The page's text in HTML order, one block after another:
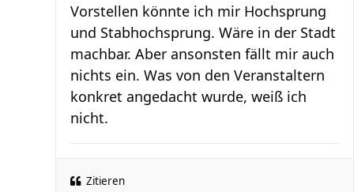
Vorstellen könnte ich mir Hochsprung
und Stabhochsprung. Wäre in der Stadt
machbar. Aber ansonsten fällt mir auch
nichts ein. Was von den Veranstaltern
konkret angedacht wurde, weiß ich
nicht.
Zitieren